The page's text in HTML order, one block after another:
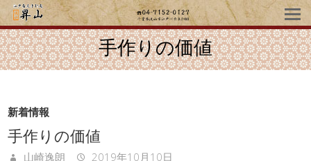
手作りの価値
新着情報
手作りの価値
山崎逸朗 2019年10月10日